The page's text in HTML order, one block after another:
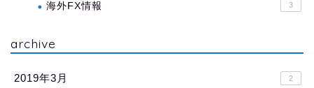
海外FX情報 3
archive
2019年3月 2